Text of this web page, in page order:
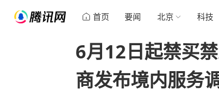
首页 要闻 北京 科技
6月12日起禁买
商发布境内服务